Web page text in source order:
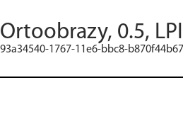
Ortoobrazy, 0.5,
93a34540-1767-11e6-bbc8-